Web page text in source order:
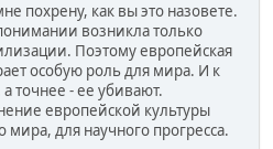
похрену, как вы это назовете.
возникла только
Поэтому европейская
особую роль для мира. И к
точнее - ее убивают.
европейской культуры
для научного прогресса.